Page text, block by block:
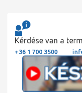
Kérdése van a
+36 1 700 3500